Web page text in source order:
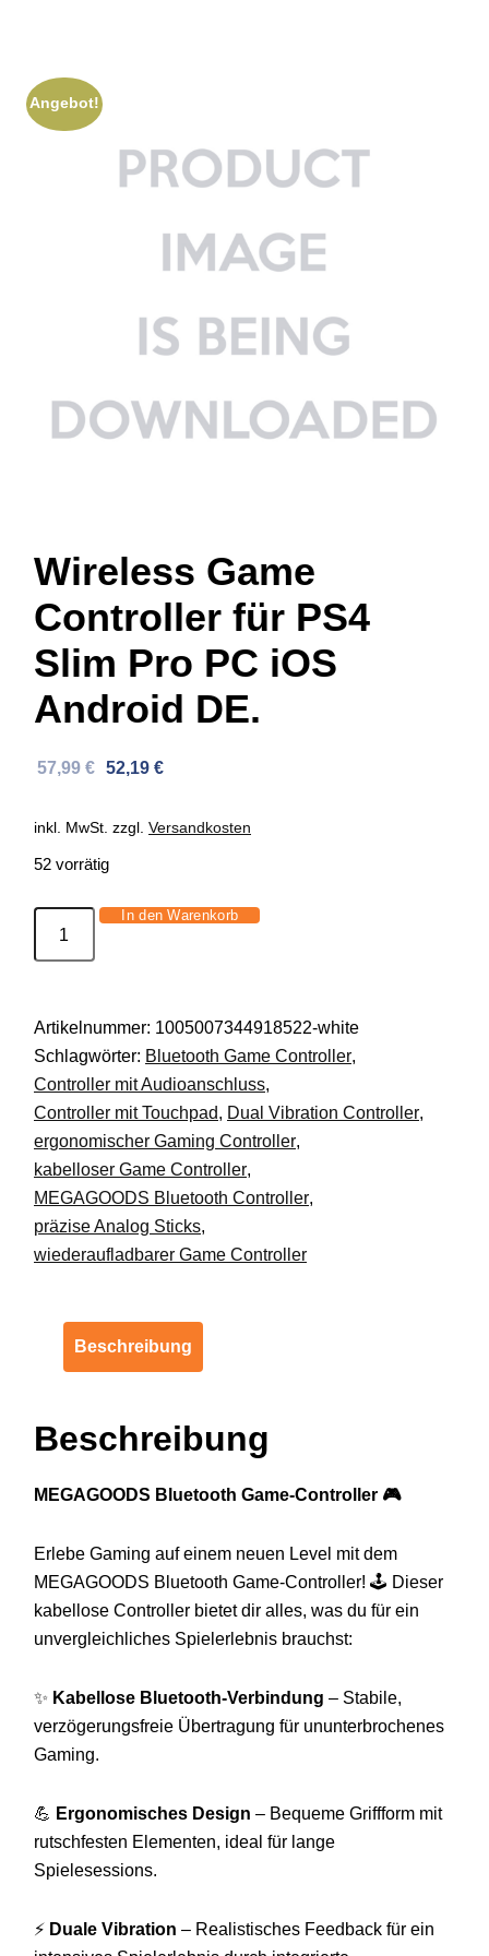
Angebot!
Wireless Game
Controller für PS4
Slim Pro PC iOS
Android DE.
Ursprünglicher
war:
57,99 € Aktueller
ist:
52,19 €
inkl. MwSt. zzgl. Versandkosten
52 vorrätig
Wireless
PS4
Slim
Pro
PC
iOS
Android
DE.
Menge
In den Warenkorb
Artikelnummer: 1005007344918522-white
Schlagwörter: Bluetooth Game Controller,
Controller mit Audioanschluss,
Controller mit Touchpad, Dual Vibration Controller,
ergonomischer Gaming Controller,
kabelloser Game Controller,
MEGAGOODS Bluetooth Controller,
präzise Analog Sticks,
wiederaufladbarer Game Controller
Beschreibung
Beschreibung
MEGAGOODS Bluetooth Game-Controller 🎮
Erlebe Gaming auf einem neuen Level mit dem
MEGAGOODS Bluetooth Game-Controller! 🕹️ Dieser
kabellose Controller bietet dir alles, was du für ein
unvergleichliches Spielerlebnis brauchst:
✨ Kabellose Bluetooth-Verbindung – Stabile,
verzögerungsfreie Übertragung für ununterbrochenes
Gaming.
💪 Ergonomisches Design – Bequeme Griffform mit
rutschfesten Elementen, ideal für lange
Spielesessions.
⚡ Duale Vibration – Realistisches Feedback für ein